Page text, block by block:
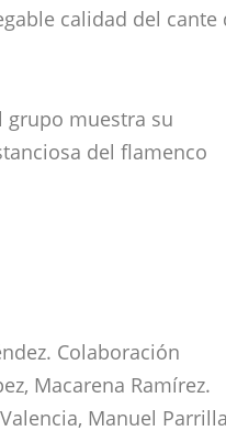
calidad del cante
grupo muestra su
del flamenco
Colaboración
Macarena Ramírez.
Manuel